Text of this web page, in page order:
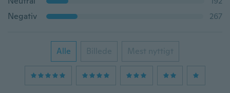
Negativ
267
Alle Billede Mest nyttigt